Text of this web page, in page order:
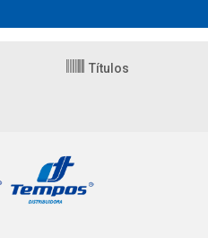
Títulos